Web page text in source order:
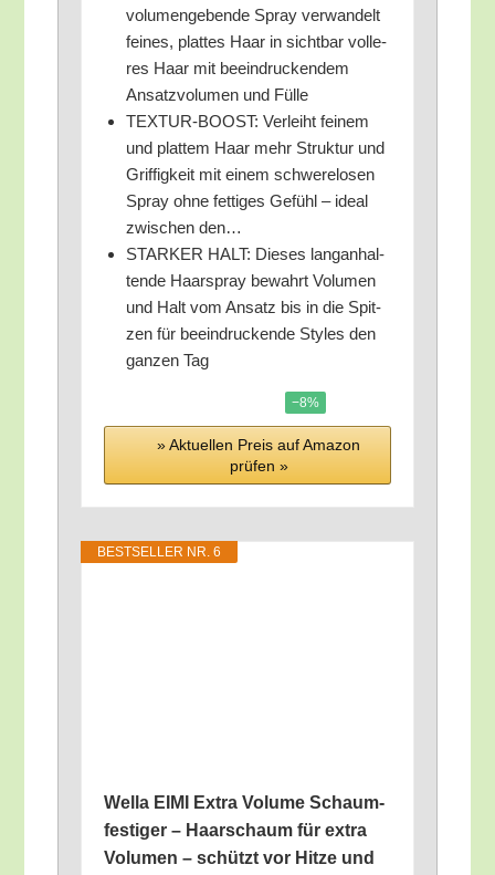
volu­men­ge­ben­de Spray ver­wan­delt
fei­nes, plat­tes Haar in sicht­bar vol­le­
res Haar mit beein­dru­cken­dem
Ansatz­vo­lu­men und Fülle
TEXTUR-BOOST: Ver­leiht fei­nem
und plat­tem Haar mehr Struk­tur und
Grif­fig­keit mit einem schwe­re­lo­sen
Spray ohne fet­ti­ges Gefühl – ide­al
zwi­schen den…
STARKER HALT: Die­ses lang­an­hal­
ten­de Haar­spray bewahrt Volu­men
und Halt vom Ansatz bis in die Spit­
zen für beein­dru­cken­de Styl­es den
gan­zen Tag
−8%
» Aktu­el­len Preis auf Ama­zon
prü­fen »
BEST­SEL­LER NR. 6
Wel­la EIMI Extra Volu­me Schaum­
fes­ti­ger – Haar­schaum für extra
Volu­men – schützt vor Hit­ze und